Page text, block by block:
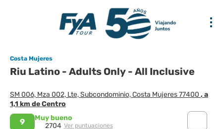
Costa Mujeres
Riu Latino - Adults Only - All Inclusive
SM 006, Mza 002, Lte, Subcondominio, Costa Mujeres 77400 , a
1,1 km de Centro
9
Muy bueno
2704 Ver puntuaciones